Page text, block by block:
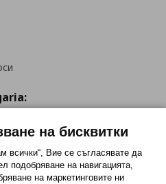
на бисквитки
всички“, Вие се съгласявате да
подобряване на навигацията,
на маркетинговите ни